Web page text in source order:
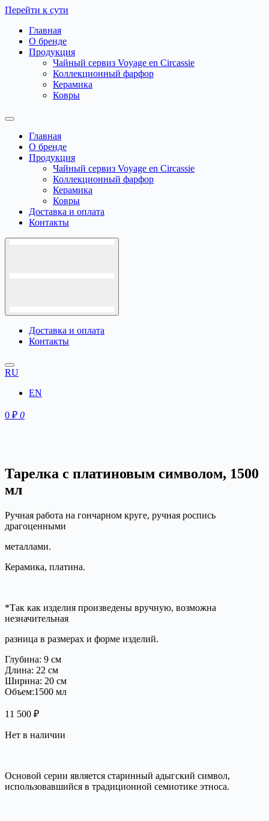
Перейти к сути
Главная
О бренде
Продукция
Чайный сервиз Voyage en Circassie
Коллекционный фарфор
Керамика
Ковры
Hamburger Toggle Menu
Главная
О бренде
Продукция
Чайный сервиз Voyage en Circassie
Коллекционный фарфор
Керамика
Ковры
Доставка и оплата
Контакты
Доставка и оплата
Контакты
Hamburger Toggle Menu
RU
EN
0 ₽ 0
Тарелка с платиновым символом, 1500
мл
Ручная работа на гончарном круге, ручная роспись
драгоценными
металлами.
Керамика, платина.
*Так как изделия произведены вручную, возможна
незначительная
разница в размерах и форме изделий.
Глубина: 9 см
Длина: 22 см
Ширина: 20 см
Объем:1500 мл
11 500 ₽
Нет в наличии
Основой серии является старинный адыгский символ,
использовавшийся в традиционной семиотике этноса.